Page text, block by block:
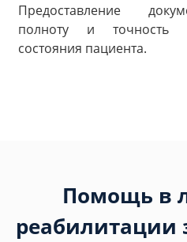
Предоставление
полноту и точность
состояния пациента.
Помощь в
реабилитации